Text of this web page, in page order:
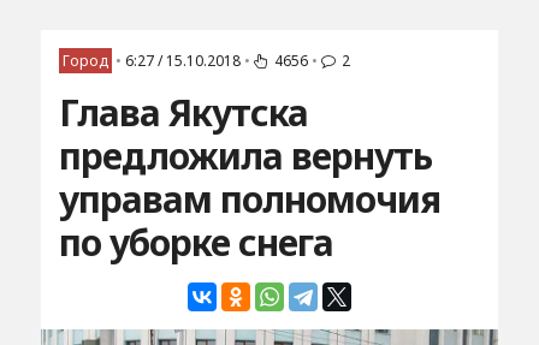
Город • 6:27 / 15.10.2018 • 4656 • 2
Глава Якутска
предложила вернуть
управам полномочия
по уборке снега